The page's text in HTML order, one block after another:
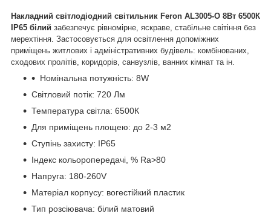
Накладний світлодіодний світильник Feron AL3005-O 8Вт 6500К
IP65 білий забезпечує рівномірне, яскраве, стабільне світіння без
мерехтіння. Застосовується для освітлення допоміжних
приміщень житлових і адміністративних будівель: комбінованих,
сходових пролітів, коридорів, санвузлів, ванних кімнат та ін.
Номінальна потужність: 8W
Світловий потік: 720 Лм
Температура світла: 6500К
Для приміщень площею: до 2-3 м2
Ступінь захисту: IP65
Індекс кольоропередачі, % Ra>80
Напруга: 180-260V
Матеріал корпусу: вогестійкий пластик
Тип розсіювача: білий матовий